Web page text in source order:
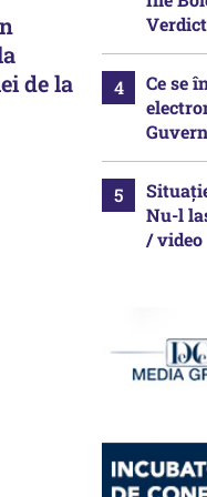
de la
Ce se
Nu-l
/ video